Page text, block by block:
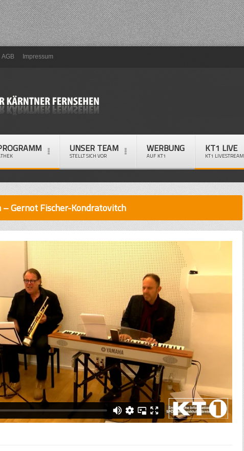
AGB Impressum
UNSER TEAM
STELLT SICH VOR
WERBUNG
AUF KT1
KT1 LIVE
KT1 LIVESTREAM
Gernot Fischer-Kondratovitch